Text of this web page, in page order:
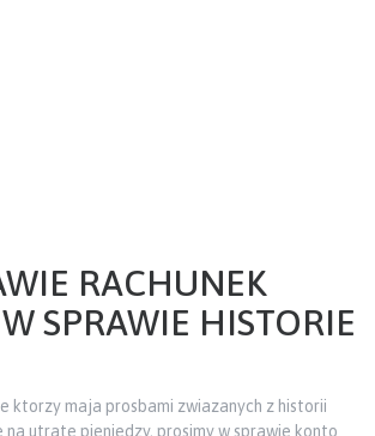
RACHUNEK
SPRAWIE HISTORIE
ktorzy maja prosbami zwiazanych z historii
utrate pieniedzy, prosimy w sprawie konto